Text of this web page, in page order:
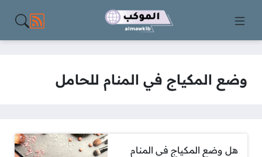
مواقع
وضع المكياج في المنام للحامل
هل وضع المكياج في المنام